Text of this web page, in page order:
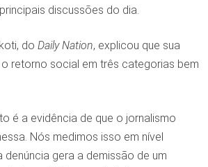
discussões do dia.
do Daily Nation, explicou que sua
retorno social em três categorias bem
é a evidência de que o jornalismo
Nós medimos isso em nível
denúncia gera a demissão de um